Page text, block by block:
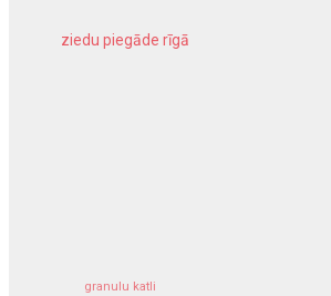
ziedu piegāde rīgā
granulu katli